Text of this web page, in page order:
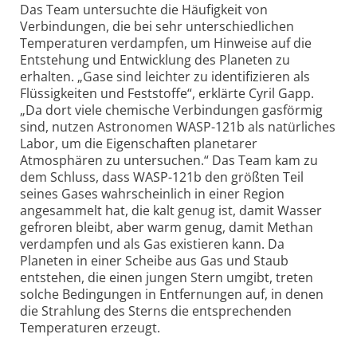
Das Team untersuchte die Häufigkeit von
Verbindungen, die bei sehr unterschiedlichen
Temperaturen verdampfen, um Hinweise auf die
Entstehung und Entwicklung des Planeten zu
erhalten. „Gase sind leichter zu identifizieren als
Flüssigkeiten und Feststoffe“, erklärte Cyril Gapp.
„Da dort viele chemische Verbindungen gasförmig
sind, nutzen Astronomen WASP-121b als natürliches
Labor, um die Eigenschaften planetarer
Atmosphären zu untersuchen.“ Das Team kam zu
dem Schluss, dass WASP-121b den größten Teil
seines Gases wahrscheinlich in einer Region
angesammelt hat, die kalt genug ist, damit Wasser
gefroren bleibt, aber warm genug, damit Methan
verdampfen und als Gas existieren kann. Da
Planeten in einer Scheibe aus Gas und Staub
entstehen, die einen jungen Stern umgibt, treten
solche Bedingungen in Entfernungen auf, in denen
die Strahlung des Sterns die entsprechenden
Temperaturen erzeugt.